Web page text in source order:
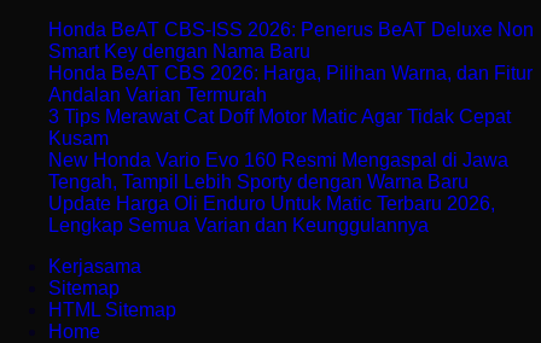
Honda BeAT CBS-ISS 2026: Penerus BeAT Deluxe Non
Smart Key dengan Nama Baru
Honda BeAT CBS 2026: Harga, Pilihan Warna, dan Fitur
Andalan Varian Termurah
3 Tips Merawat Cat Doff Motor Matic Agar Tidak Cepat
Kusam
New Honda Vario Evo 160 Resmi Mengaspal di Jawa
Tengah, Tampil Lebih Sporty dengan Warna Baru
Update Harga Oli Enduro Untuk Matic Terbaru 2026,
Lengkap Semua Varian dan Keunggulannya
Kerjasama
Sitemap
HTML Sitemap
Home